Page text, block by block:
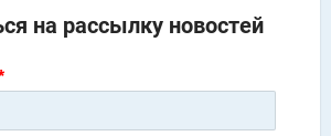
на рассылку новостей